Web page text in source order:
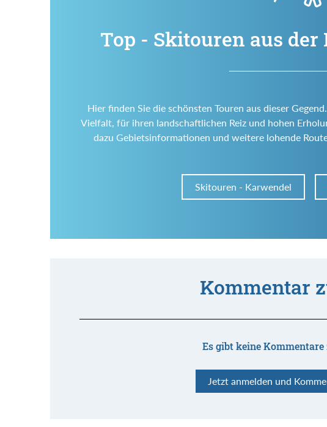
Top - Skitouren aus
Hier finden Sie die schönsten Touren aus dieser
Vielfalt, für ihren landschaftlichen Reiz und hohen
dazu Gebietsinformationen und weitere lohende
Skitouren - Karwendel
Kommentar
Es gibt keine Kommentare
Jetzt anmelden und